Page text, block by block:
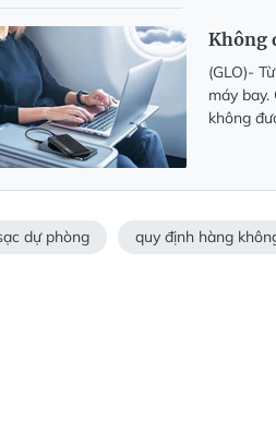
Không
(GLO)-
máy
không
dự phòng quy định hàng